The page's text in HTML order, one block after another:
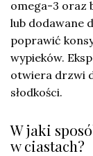
omega-3 oraz
lub dodawane
poprawić
wypieków.
otwiera drzwi
słodkości.
W jaki
w ciastach?